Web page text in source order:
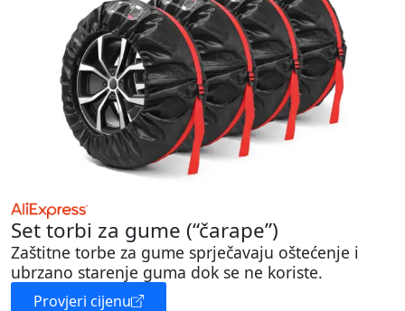
Set torbi za gume (“čarape”)
Zaštitne torbe za gume sprječavaju oštećenje i
ubrzano starenje guma dok se ne koriste.
Provjeri cijenu